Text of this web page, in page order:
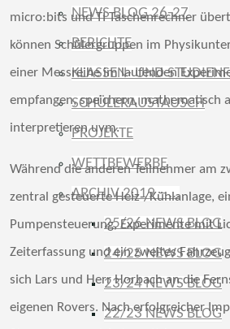
NEWS BLOG 26-27
BERICHTE
KLASSEN- UND
SCHÜLERAUSTAUSCH
PROJEKTE
WETTBEWERBE
ARCHIV 2019 – …
25/26 NEWS BLOG
24/25 NEWS BLOG
23/24 NEWS BLOG
22/23 NEWS BLOG
micro:bits und TI Taschenrechner
können Schülergruppen im
einer Messreihe im laufenden
empfangen, speichern, mathematisch
interpretieren uvm.
Während die anderen Teilnehmer am
zentral gesteuerte Heiz-/Kühlanlage,
Pumpensteuerung, Experimente mit
Zeiterfassung und ein zweites
sich Lars und Herr Horbach an die
eigenen Rovers. Nach erfolgreicher